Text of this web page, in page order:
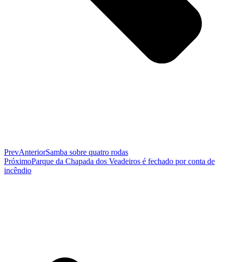
PrevAnteriorSamba sobre quatro rodas
PróximoParque da Chapada dos Veadeiros é fechado por conta de
incêndio